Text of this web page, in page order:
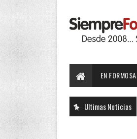
EN FORMOSA
Ultimas Noticias